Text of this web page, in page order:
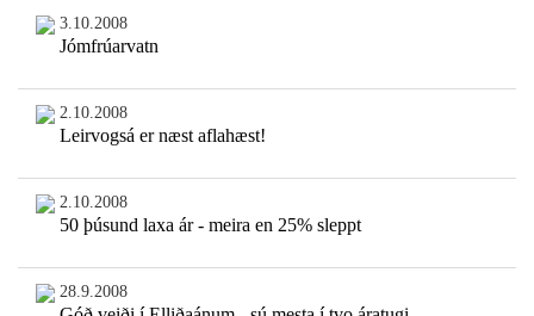
3.10.2008
Jómfrúarvatn
2.10.2008
Leirvogsá er næst aflahæst!
2.10.2008
50 þúsund laxa ár - meira en 25% sleppt
28.9.2008